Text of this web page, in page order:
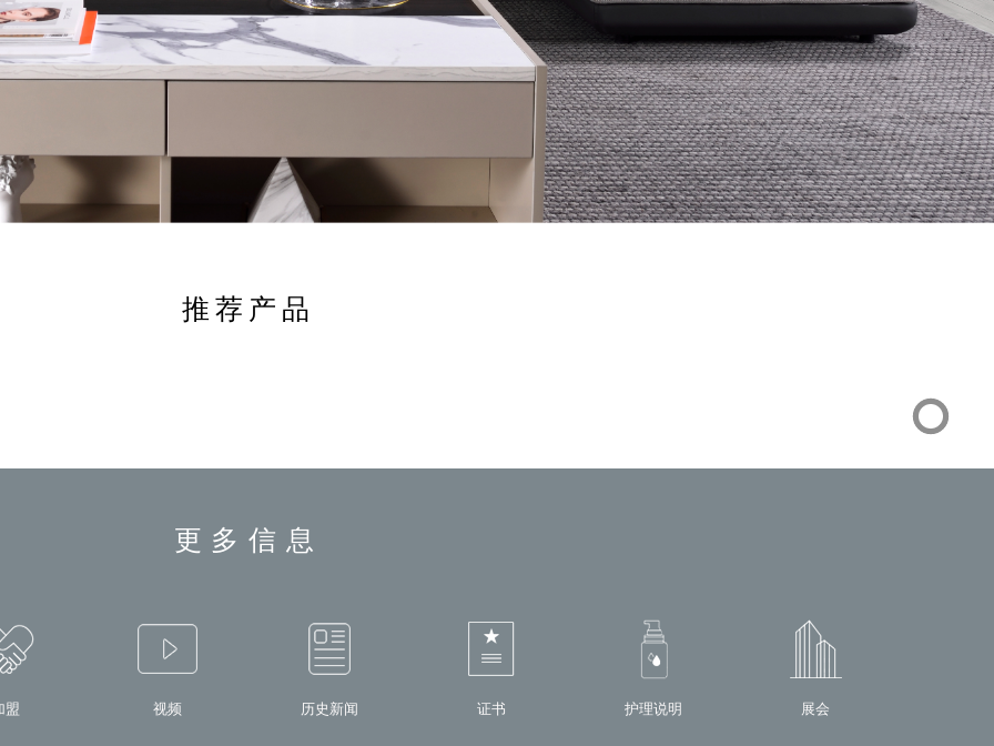
推荐产品
更多信息
盟 视频 历史新闻 证书 护理说明 展会